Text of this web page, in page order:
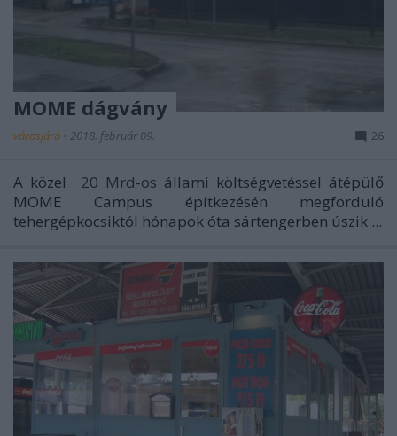
MOME dágvány
városjáró • 2018. február 09. 26
A közel 20 Mrd-os állami költségvetéssel átépülő
MOME Campus építkezésén megforduló
tehergépkocsiktól hónapok óta sártengerben úszik ...